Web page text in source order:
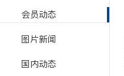
会员动态
图片新闻
国内动态